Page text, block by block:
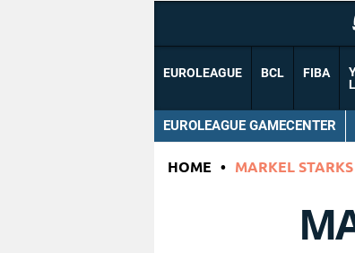
EUROLEAGUE BCL FIBA
EUROLEAGUE GAMECENTER
HOME • MARKEL STARKS